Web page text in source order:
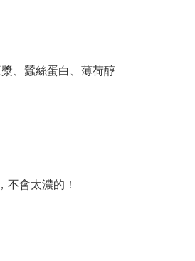
、蠶絲蛋白、薄荷醇
不會太濃的！